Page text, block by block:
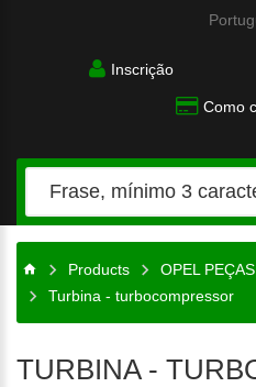
Inscrição
Como
Products
OPEL PEÇAS
Turbina - turbocompressor
TURBINA -